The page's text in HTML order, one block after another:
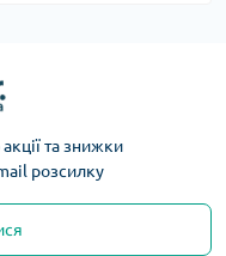
та знижки
розсилку